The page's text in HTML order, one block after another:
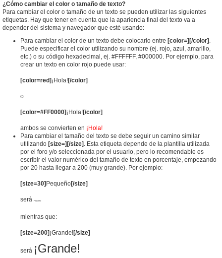
¿Cómo cambiar el color o tamaño de texto?
Para cambiar el color o tamaño de un texto se pueden utilizar las siguientes
etiquetas. Hay que tener en cuenta que la apariencia final del texto va a
depender del sistema y navegador que esté usando:
Para cambiar el color de un texto debe colocarlo entre [color=][/color] .
Puede especificar el color utilizando su nombre (ej. rojo, azul, amarillo,
etc.) o su código hexadecimal, ej. #FFFFFF, #000000. Por ejemplo, para
crear un texto en color rojo puede usar:
[color=red] ¡Hola![/color]
o
[color=#FF0000] ¡Hola![/color]
ambos se convierten en ¡Hola!
Para cambiar el tamaño del texto se debe seguir un camino similar
utilizando [size=][/size] . Esta etiqueta depende de la plantilla utilizada
por el foro y/o seleccionada por el usuario, pero lo recomendable es
escribir el valor numérico del tamaño de texto en porcentaje, empezando
por 20 hasta llegar a 200 (muy grande). Por ejemplo:
[size=30] Pequeño[/size]
será Pequeño
mientras que:
[size=200] ¡Grande![/size]
será ¡Grande!